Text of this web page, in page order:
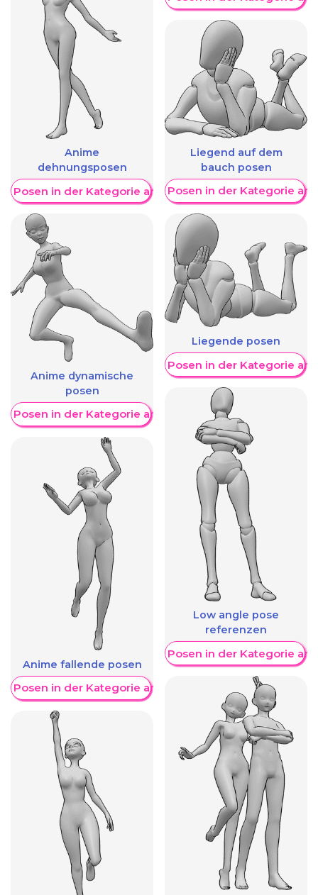
Anime
dehnungsposen
Posen in der Kategorie anzeigen
Anime dynamische
posen
Posen in der Kategorie anzeigen
Anime fallende posen
Posen in der Kategorie anzeigen
Liegend auf dem
bauch posen
Weitere Posen in der Kategorie
Liegende posen
Weitere Posen in der Kategorie
Low angle pose
referenzen
Weitere Posen in der Kategorie